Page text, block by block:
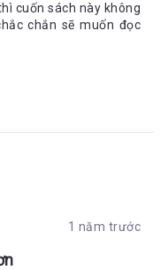
cuốn sách này không
chắn sẽ muốn đọc
1 năm trước